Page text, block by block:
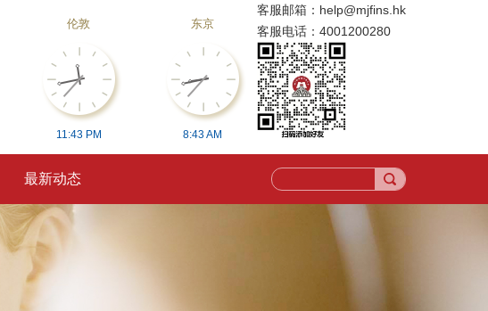
伦敦
11:43 PM
东京
8:43AM
客服邮箱： help@mjfins.hk
客服电话： 4001200280
最新动态